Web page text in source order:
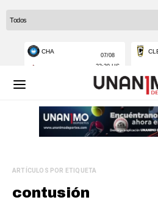
ARTÍCULOS POR ETIQUETA
contusión